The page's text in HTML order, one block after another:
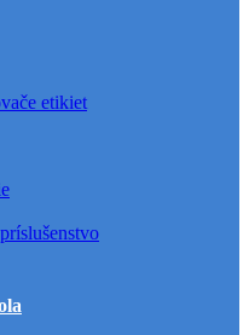
etikiet